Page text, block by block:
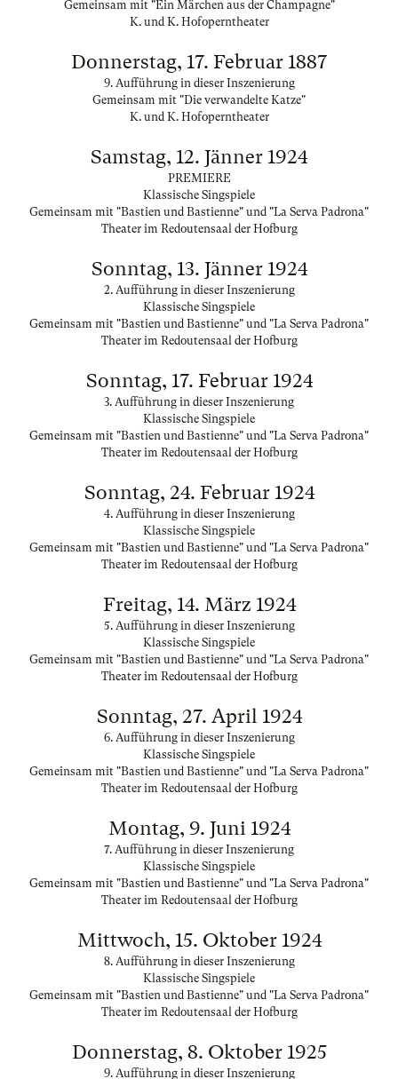
Gemeinsam mit "Ein Märchen aus der Champagne"
K. und K. Hofoperntheater
Donnerstag, 17. Februar 1887
9. Aufführung in dieser Inszenierung
Gemeinsam mit "Die verwandelte Katze"
K. und K. Hofoperntheater
Samstag, 12. Jänner 1924
PREMIERE
Klassische Singspiele
Gemeinsam mit "Bastien und Bastienne" und "La Serva Padrona"
Theater im Redoutensaal der Hofburg
Sonntag, 13. Jänner 1924
2. Aufführung in dieser Inszenierung
Klassische Singspiele
Gemeinsam mit "Bastien und Bastienne" und "La Serva Padrona"
Theater im Redoutensaal der Hofburg
Sonntag, 17. Februar 1924
3. Aufführung in dieser Inszenierung
Klassische Singspiele
Gemeinsam mit "Bastien und Bastienne" und "La Serva Padrona"
Theater im Redoutensaal der Hofburg
Sonntag, 24. Februar 1924
4. Aufführung in dieser Inszenierung
Klassische Singspiele
Gemeinsam mit "Bastien und Bastienne" und "La Serva Padrona"
Theater im Redoutensaal der Hofburg
Freitag, 14. März 1924
5. Aufführung in dieser Inszenierung
Klassische Singspiele
Gemeinsam mit "Bastien und Bastienne" und "La Serva Padrona"
Theater im Redoutensaal der Hofburg
Sonntag, 27. April 1924
6. Aufführung in dieser Inszenierung
Klassische Singspiele
Gemeinsam mit "Bastien und Bastienne" und "La Serva Padrona"
Theater im Redoutensaal der Hofburg
Montag, 9. Juni 1924
7. Aufführung in dieser Inszenierung
Klassische Singspiele
Gemeinsam mit "Bastien und Bastienne" und "La Serva Padrona"
Theater im Redoutensaal der Hofburg
Mittwoch, 15. Oktober 1924
8. Aufführung in dieser Inszenierung
Klassische Singspiele
Gemeinsam mit "Bastien und Bastienne" und "La Serva Padrona"
Theater im Redoutensaal der Hofburg
Donnerstag, 8. Oktober 1925
9. Aufführung in dieser Inszenierung